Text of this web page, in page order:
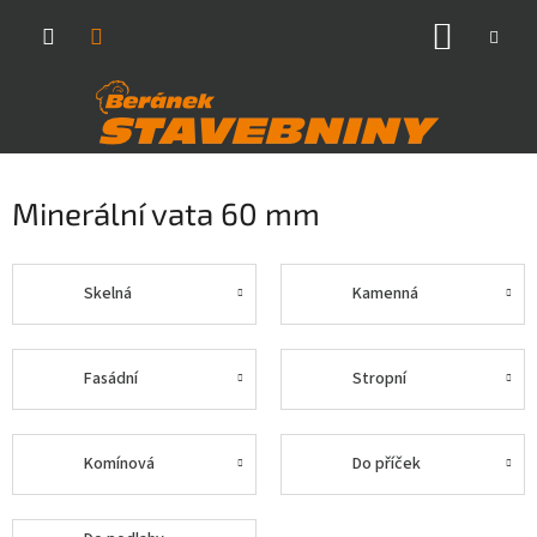
Minerální vata 60 mm
Skelná Kamenná
Fasádní Stropní
Komínová Do příček